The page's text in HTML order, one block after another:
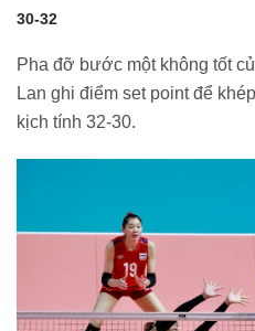
30-32
Pha đỡ bước một không tốt
Lan ghi điểm set point để
kịch tính 32-30.